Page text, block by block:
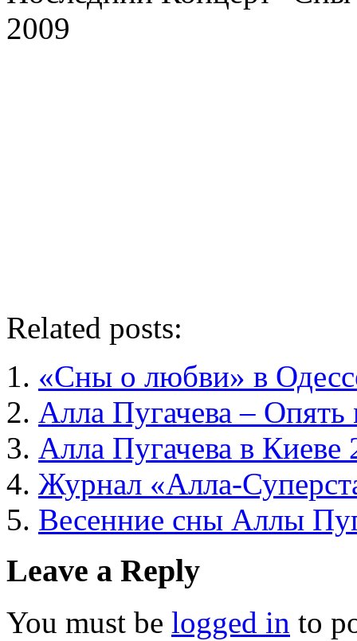
2009
Related posts:
«Сны о любви» в
Алла Пугачева – Опять
Алла Пугачева в Киеве
Журнал «Алла-
Весенние сны Аллы
Leave a Reply
You must be logged in to